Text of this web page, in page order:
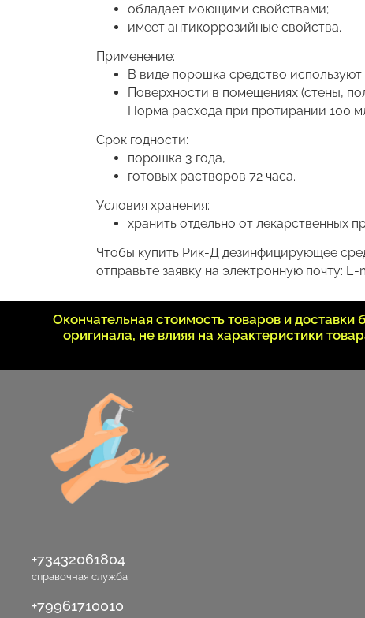
обладает моющими свойствами;
имеет антикоррозийные свойства.
Применение:
В виде порошка средство используют
Поверхности в помещениях (стены,
Норма расхода при протирании 100
Срок годности:
порошка 3 года,
готовых растворов 72 часа.
Условия хранения:
хранить отдельно от лекарственных
Чтобы купить Рик-Д дезинфицирующее
отправьте заявку на электронную почту:
Окончательная стоимость товаров и
оригинала, не влияя на характеристики
+73432061804
справочная служба
+79961710010